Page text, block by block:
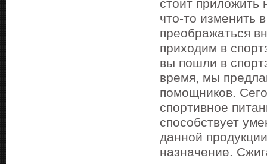
стоит приложить
что-то изменить
преображаться
приходим в
вы пошли в
время, мы
помощников.
спортивное
способствует
данной
назначение.